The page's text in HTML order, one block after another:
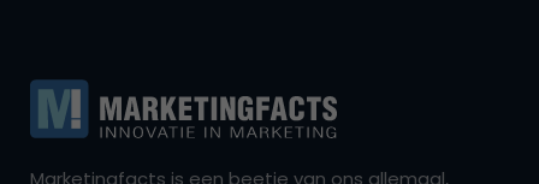
Marketingfacts is een beetje van ons allemaal,